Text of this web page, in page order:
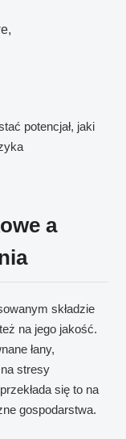
potencjał, jaki
a
składzie
na jego jakość.
łany,
stresy
się to na
gospodarstwa.